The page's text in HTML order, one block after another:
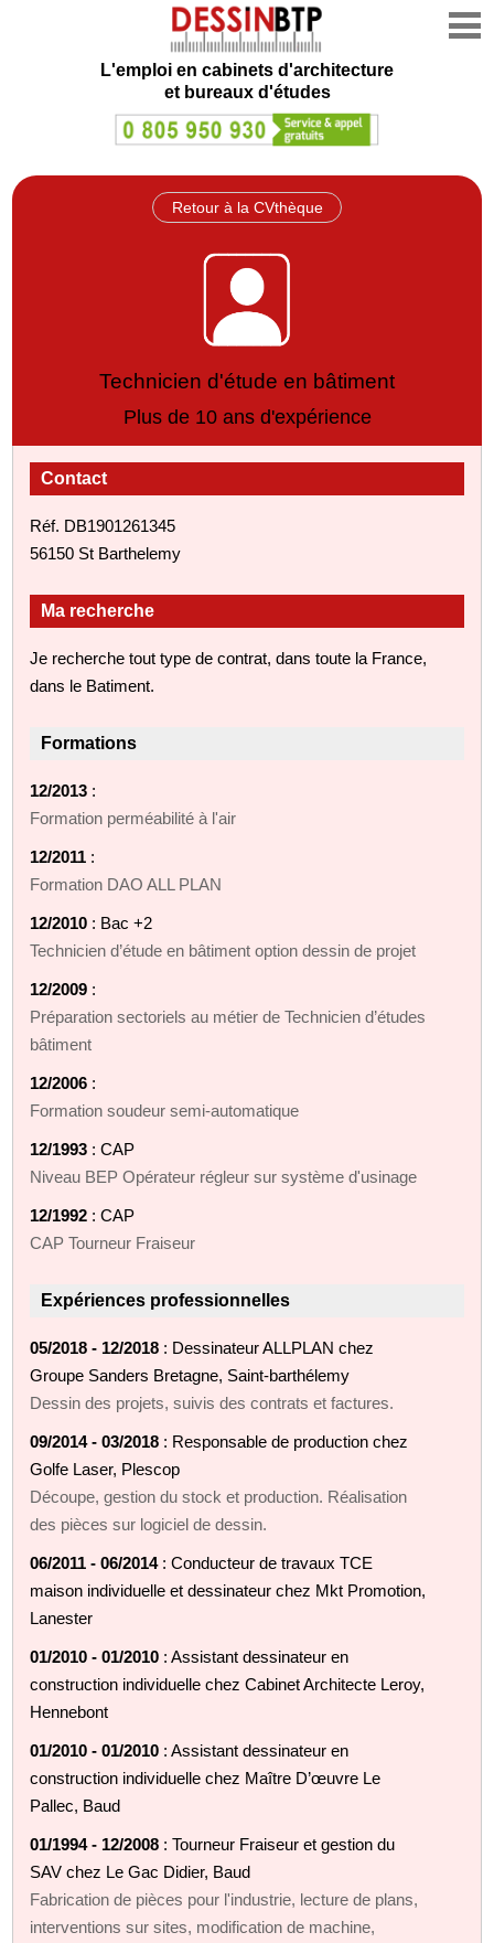
L'emploi en cabinets d'architecture
et bureaux d'études
Retour à la CVthèque
Technicien d'étude en bâtiment
Plus de 10 ans d'expérience
Contact
Réf. DB1901261345
56150 St Barthelemy
Ma recherche
Je recherche tout type de contrat, dans toute la France,
dans le Batiment.
Formations
12/2013 :
Formation perméabilité à l'air
12/2011 :
Formation DAO ALL PLAN
12/2010 : Bac +2
Technicien d’étude en bâtiment option dessin de projet
12/2009 :
Préparation sectoriels au métier de Technicien d’études
bâtiment
12/2006 :
Formation soudeur semi-automatique
12/1993 : CAP
Niveau BEP Opérateur régleur sur système d'usinage
12/1992 : CAP
CAP Tourneur Fraiseur
Expériences professionnelles
05/2018 - 12/2018 : Dessinateur ALLPLAN chez
Groupe Sanders Bretagne, Saint-barthélemy
Dessin des projets, suivis des contrats et factures.
09/2014 - 03/2018 : Responsable de production chez
Golfe Laser, Plescop
Découpe, gestion du stock et production. Réalisation
des pièces sur logiciel de dessin.
06/2011 - 06/2014: Conducteur de travaux TCE
maison individuelle et dessinateur chez Mkt Promotion,
Lanester
01/2010 - 01/2010 : Assistant dessinateur en
construction individuelle chez Cabinet Architecte Leroy,
Hennebont
01/2010 - 01/2010 : Assistant dessinateur en
construction individuelle chez Maître D’œuvre Le
Pallec, Baud
01/1994 - 12/2008 : Tourneur Fraiseur et gestion du
SAV chez Le Gac Didier, Baud
Fabrication de pièces pour l'industrie, lecture de plans,
interventions sur sites, modification de machine,